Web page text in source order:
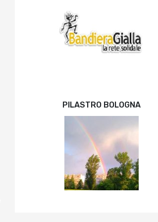
PILASTRO BOLOGNA